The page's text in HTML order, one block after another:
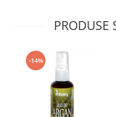
Tincturi si Gemoderivate
Vitamine si minerale
PRODUSE
-14%